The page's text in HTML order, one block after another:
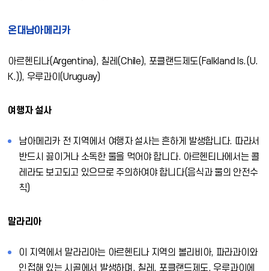
온대남아메리카
아르헨티나(Argentina), 칠레(Chile), 포클랜드제도(Falkland Is.(U.
K.)), 우루과이(Uruguay)
여행자 설사
남아메리카 전 지역에서 여행자 설사는 흔하게 발생합니다. 따라서
반드시 끓이거나 소독한 물을 먹어야 합니다. 아르헨티나에서는 콜
레라도 보고되고 있으므로 주의하여야 합니다(음식과 물의 안전수
칙)
말라리아
이 지역에서 말라리아는 아르헨티나 지역의 볼리비아, 파라과이와
인접해 있는 시골에서 발생하며, 칠레, 포클랜드제도, 우루과이에